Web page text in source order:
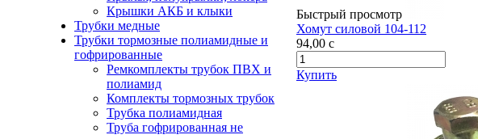
Крышки АКБ и клыки
Трубки медные
Трубки тормозные полиамидные и
гофрированные
Ремкомплекты трубок ПВХ и
полиамид
Комплекты тормозных трубок
Трубка полиамидная
Труба гофрированная не
Быстрый просмотр
Хомут силовой 104-112
94,00 c
Купить